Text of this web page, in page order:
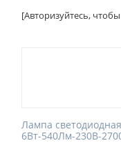
[Авторизуйтесь,
Лампа
6Вт-540Лм-230В-